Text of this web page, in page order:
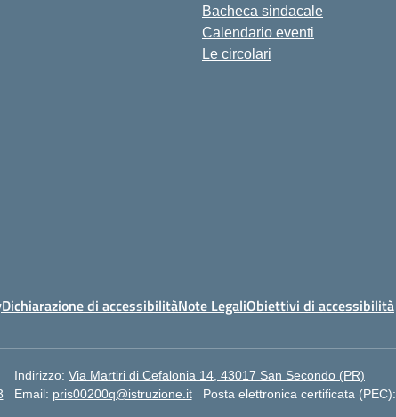
Bacheca sindacale
Calendario eventi
Le circolari
Dichiarazione di accessibilitàNote LegaliObiettivi di accessibilità
Indirizzo: Via Martiri di Cefalonia 14, 43017 San Secondo (PR)
Email: pris00200q@istruzione.it Posta elettronica certificata (PEC):